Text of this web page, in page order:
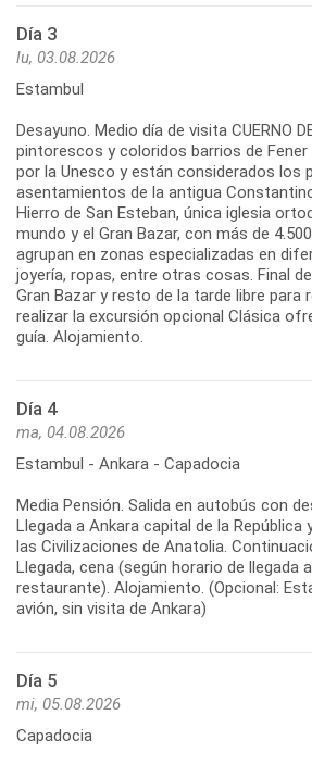
Día 3
lu, 03.08.2026
Estambul
Desayuno. Medio día de visita CUERNO
pintorescos y coloridos barrios de
por la Unesco y están considerados los
asentamientos de la antigua
Hierro de San Esteban, única iglesia
mundo y el Gran Bazar, con más de
agrupan en zonas especializadas en
joyería, ropas, entre otras cosas. Final
Gran Bazar y resto de la tarde libre para
realizar la excursión opcional Clásica
guía. Alojamiento.
Día 4
ma, 04.08.2026
Estambul - Ankara - Capadocia
Media Pensión. Salida en autobús con
Llegada a Ankara capital de la República
las Civilizaciones de Anatolia.
Llegada, cena (según horario de llegada
restaurante). Alojamiento. (Opcional:
avión, sin visita de Ankara)
Día 5
mi, 05.08.2026
Capadocia